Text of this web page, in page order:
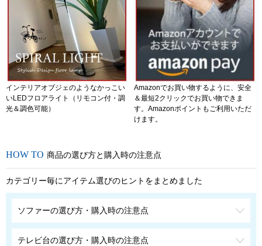
インテリアオブジェのようなかっこい
いLEDフロアライト（リモコン付・調
光＆調色可能）
Amazonでお買い物するように、安全
＆最短2クリックでお買い物できま
す。Amazonポイントもご利用いただ
けます。
商品の選び方と購入時の注意点
カテゴリー毎にアイテム選びのヒントをまとめました
ソファーの選び方・購入時の注意点
テレビ台の選び方・購入時の注意点